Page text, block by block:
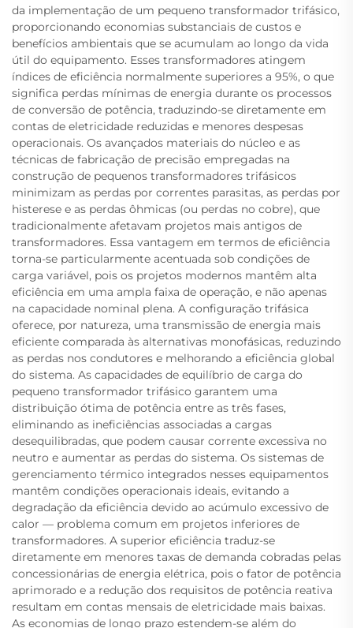
da implementação de um pequeno transformador trifásico,
proporcionando economias substanciais de custos e
benefícios ambientais que se acumulam ao longo da vida
útil do equipamento. Esses transformadores atingem
índices de eficiência normalmente superiores a 95%, o que
significa perdas mínimas de energia durante os processos
de conversão de potência, traduzindo-se diretamente em
contas de eletricidade reduzidas e menores despesas
operacionais. Os avançados materiais do núcleo e as
técnicas de fabricação de precisão empregadas na
construção de pequenos transformadores trifásicos
minimizam as perdas por correntes parasitas, as perdas por
histerese e as perdas ôhmicas (ou perdas no cobre), que
tradicionalmente afetavam projetos mais antigos de
transformadores. Essa vantagem em termos de eficiência
torna-se particularmente acentuada sob condições de
carga variável, pois os projetos modernos mantêm alta
eficiência em uma ampla faixa de operação, e não apenas
na capacidade nominal plena. A configuração trifásica
oferece, por natureza, uma transmissão de energia mais
eficiente comparada às alternativas monofásicas, reduzindo
as perdas nos condutores e melhorando a eficiência global
do sistema. As capacidades de equilíbrio de carga do
pequeno transformador trifásico garantem uma
distribuição ótima de potência entre as três fases,
eliminando as ineficiências associadas a cargas
desequilibradas, que podem causar corrente excessiva no
neutro e aumentar as perdas do sistema. Os sistemas de
gerenciamento térmico integrados nesses equipamentos
mantêm condições operacionais ideais, evitando a
degradação da eficiência devido ao acúmulo excessivo de
calor — problema comum em projetos inferiores de
transformadores. A superior eficiência traduz-se
diretamente em menores taxas de demanda cobradas pelas
concessionárias de energia elétrica, pois o fator de potência
aprimorado e a redução dos requisitos de potência reativa
resultam em contas mensais de eletricidade mais baixas.
As economias de longo prazo estendem-se além do